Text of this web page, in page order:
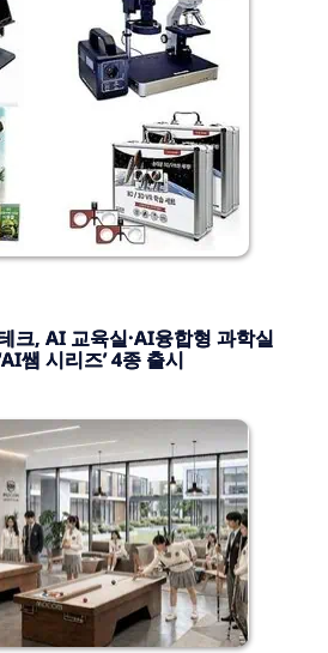
크, AI 교육실·AI융합형 과학실
쌤 시리즈’ 4종 출시